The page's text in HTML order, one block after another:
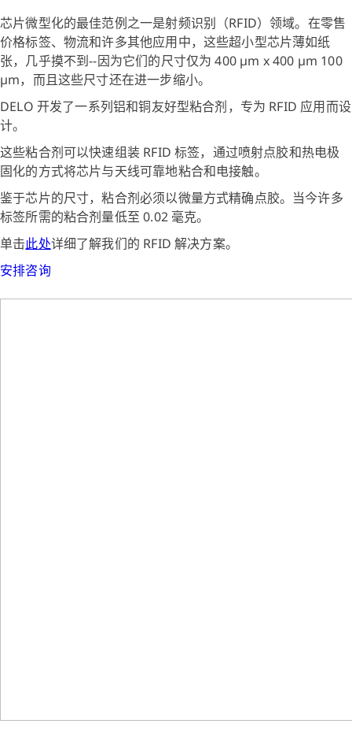
芯片微型化的最佳范例之一是射频识别（RFID）领域。在零售
价格标签、物流和许多其他应用中，这些超小型芯片薄如纸
张，几乎摸不到--因为它们的尺寸仅为 400 µm x 400 µm 100
µm，而且这些尺寸还在进一步缩小。
DELO 开发了一系列铝和铜友好型粘合剂，专为 RFID 应用而设
计。
这些粘合剂可以快速组装 RFID 标签，通过喷射点胶和热电极
固化的方式将芯片与天线可靠地粘合和电接触。
鉴于芯片的尺寸，粘合剂必须以微量方式精确点胶。当今许多
标签所需的粘合剂量低至 0.02 毫克。
单击此处详细了解我们的 RFID 解决方案。
安排咨询